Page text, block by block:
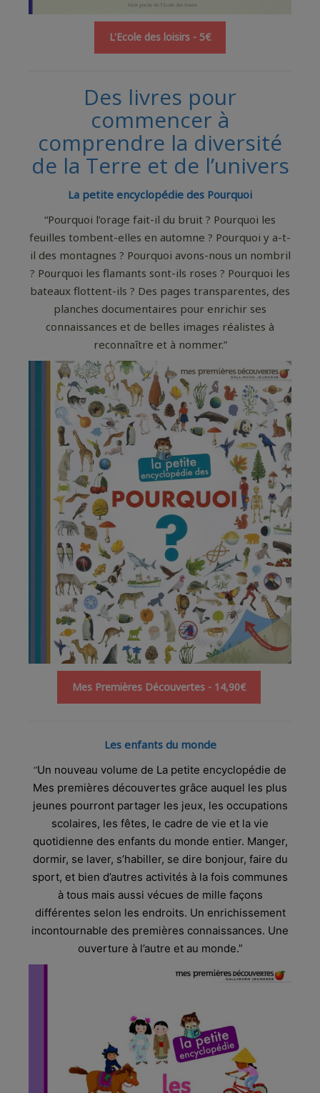
L'Ecole des loisirs - 5€
Des livres pour
commencer à
comprendre la diversité
de la Terre et de l’univers
La petite encyclopédie des Pourquoi
“Pourquoi l’orage fait-il du bruit ? Pourquoi les
feuilles tombent-elles en automne ? Pourquoi y a-t-
il des montagnes ? Pourquoi avons-nous un nombril
? Pourquoi les flamants sont-ils roses ? Pourquoi les
bateaux flottent-ils ? Des pages transparentes, des
planches documentaires pour enrichir ses
connaissances et de belles images réalistes à
reconnaître et à nommer.”
Mes Premières Découvertes - 14,90€
Les enfants du monde
“Un nouveau volume de La petite encyclopédie de
Mes premières découvertes grâce auquel les plus
jeunes pourront partager les jeux, les occupations
scolaires, les fêtes, le cadre de vie et la vie
quotidienne des enfants du monde entier. Manger,
dormir, se laver, s’habiller, se dire bonjour, faire du
sport, et bien d’autres activités à la fois communes
à tous mais aussi vécues de mille façons
différentes selon les endroits. Un enrichissement
incontournable des premières connaissances. Une
ouverture à l’autre et au monde.”